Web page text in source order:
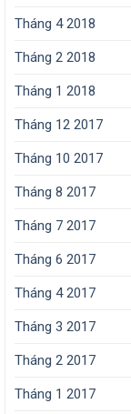
Tháng 4 2018
Tháng 2 2018
Tháng 1 2018
Tháng 12 2017
Tháng 10 2017
Tháng 8 2017
Tháng 7 2017
Tháng 6 2017
Tháng 4 2017
Tháng 3 2017
Tháng 2 2017
Tháng 1 2017